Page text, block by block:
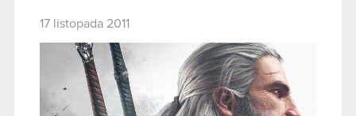
17 listopada 2011